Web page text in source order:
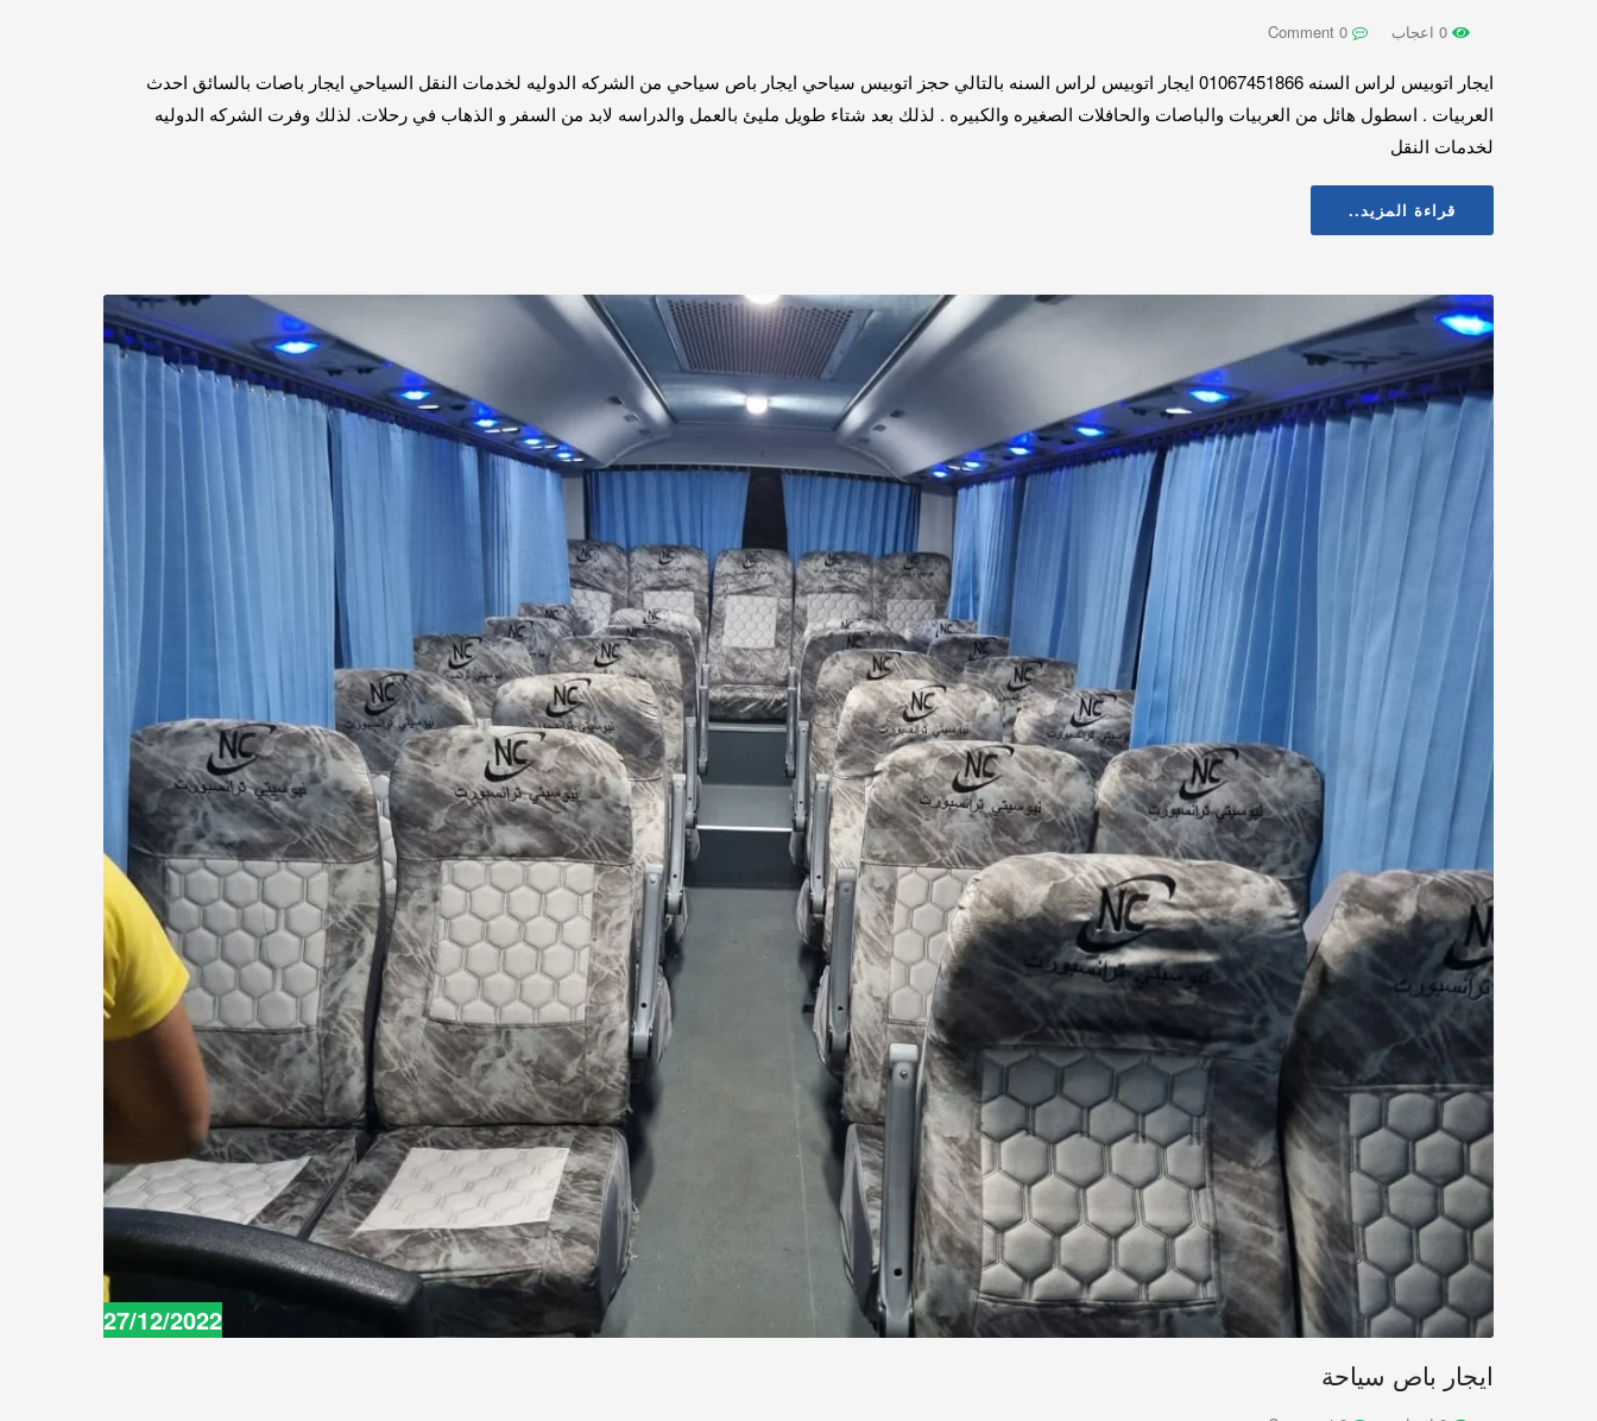
ايجار اتوبيس لراس السنه 01067451866 ايجار اتوبيس لراس السنه بالتالي حجز اتوبيس سياحي ايجار باص سياحي من الشركه الدوليه لخدمات النقل السياحي ايجار باصات بالسائق احدث
العربيات . اسطول هائل من العربيات والباصات والحافلات الصغيره والكبيره . لذلك بعد شتاء طويل مليئ بالعمل والدراسه لابد من السفر و الذهاب في رحلات. لذلك وفرت الشركه الدوليه
لخدمات النقل
قراءة المزيد..
27/12/2022
ايجار باص سياحة